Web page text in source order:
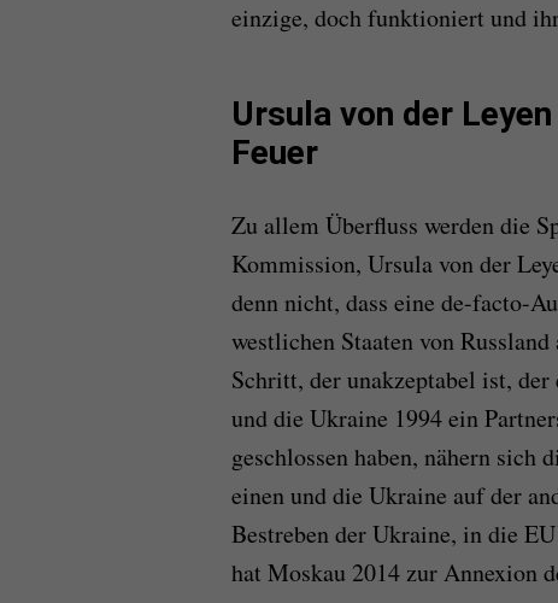
einzige, doch funktioniert und
Ursula von der
Feuer
Zu allem Überfluss werden die
Kommission, Ursula von der
denn nicht, dass eine de-facto-
westlichen Staaten von
Schritt, der unakzeptabel ist,
und die Ukraine 1994 ein
geschlossen haben, nähern sich
einen und die Ukraine auf der
Bestreben der Ukraine, in die
hat Moskau 2014 zur Annexion